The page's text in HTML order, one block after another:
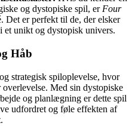
og dystopiske spil, er Four
Det er perfekt til de, der elsker
et unikt og dystopisk univers.
Håb
strategisk spiloplevelse, hvor
Med sin dystopiske
og planlægning er dette spil
udfordret og føle effekten af